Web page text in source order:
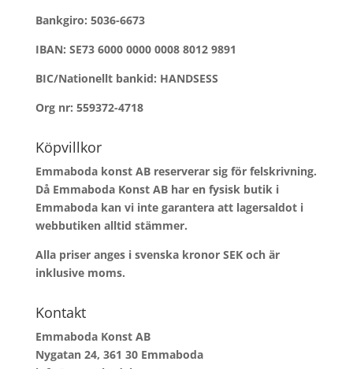
Bankgiro: 5036-6673
IBAN: SE73 6000 0000 0008 8012 9891
BIC/Nationellt bankid: HANDSESS
Org nr: 559372-4718
Köpvillkor
Emmaboda konst AB reserverar sig för felskrivning.
Då Emmaboda Konst AB har en fysisk butik i
Emmaboda kan vi inte garantera att lagersaldot i
webbutiken alltid stämmer.
Alla priser anges i svenska kronor SEK och är
inklusive moms.
Kontakt
Emmaboda Konst AB
Nygatan 24, 361 30 Emmaboda